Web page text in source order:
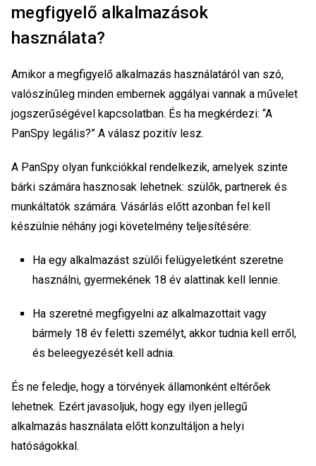
megfigyelő alkalmazások
használata?
Amikor a megfigyelő alkalmazás használatáról van szó,
valószínűleg minden embernek aggályai vannak a művelet
jogszerűségével kapcsolatban. És ha megkérdezi: “A
PanSpy legális?” A válasz pozitív lesz.
A PanSpy olyan funkciókkal rendelkezik, amelyek szinte
bárki számára hasznosak lehetnek: szülők, partnerek és
munkáltatók számára. Vásárlás előtt azonban fel kell
készülnie néhány jogi követelmény teljesítésére:
Ha egy alkalmazást szülői felügyeletként szeretne
használni, gyermekének 18 év alattinak kell lennie.
Ha szeretné megfigyelni az alkalmazottait vagy
bármely 18 év feletti személyt, akkor tudnia kell erről,
és beleegyezését kell adnia.
És ne feledje, hogy a törvények államonként eltérőek
lehetnek. Ezért javasoljuk, hogy egy ilyen jellegű
alkalmazás használata előtt konzultáljon a helyi
hatóságokkal.